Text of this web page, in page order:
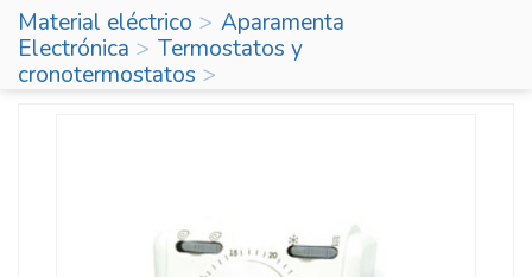
Material eléctrico
Aparamenta
Electrónica
Termostatos y
cronotermostatos